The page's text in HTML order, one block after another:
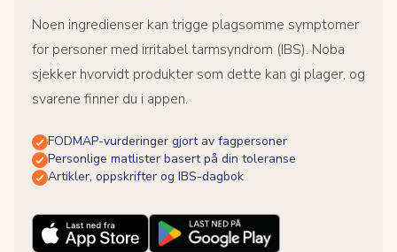
Noen ingredienser kan trigge plagsomme symptomer
for personer med irritabel tarmsyndrom (IBS). Noba
sjekker hvorvidt produkter som dette kan gi plager, og
svarene finner du i appen.
FODMAP-vurderinger gjort av fagpersoner
Personlige matlister basert på din toleranse
Artikler, oppskrifter og IBS-dagbok